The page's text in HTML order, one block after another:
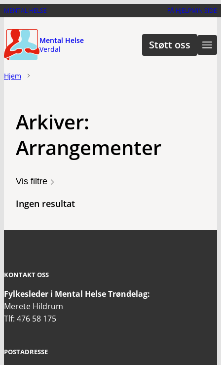
Hopp
hovedinnhold
MENTAL HELSE FÅ HJELPMIN SIDE
Mental Helse
Verdal
Støtt oss
Hjem
Arkiver:
Arrangementer
Vis filtre
Ingen resultat
KONTAKT OSS
Fylkesleder i Mental Helse Trøndelag:
Merete Hildrum
Tlf: 476 58 175
POSTADRESSE